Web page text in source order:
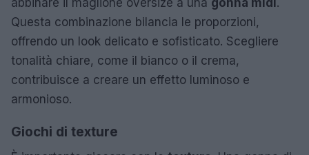
Questa combinazione bilancia le proporzioni,
offrendo un look delicato e sofisticato. Scegliere
tonalità chiare, come il bianco o il crema,
contribuisce a creare un effetto luminoso e
armonioso.
Giochi di texture